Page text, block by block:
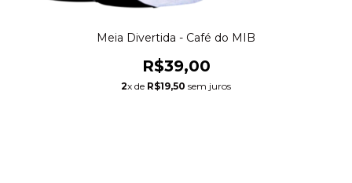
Meia Divertida - Café do MIB
R$39,00
2x de R$19,50 sem juros